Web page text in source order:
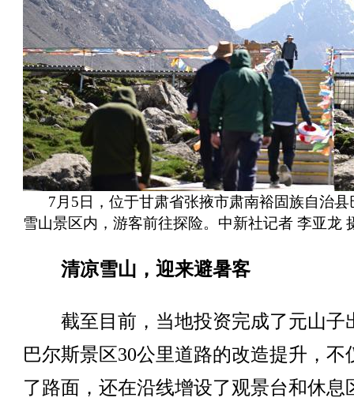
7月5日，位于甘肃省张掖市肃南裕固族自治县
雪山景区内，游客前往探险。中新社记者 李亚龙
清凉雪山，迎来避暑客
截至目前，当地投资完成了元山子
巴尔斯景区30公里道路的改造提升，不
了路面，还在沿线增设了观景台和休息